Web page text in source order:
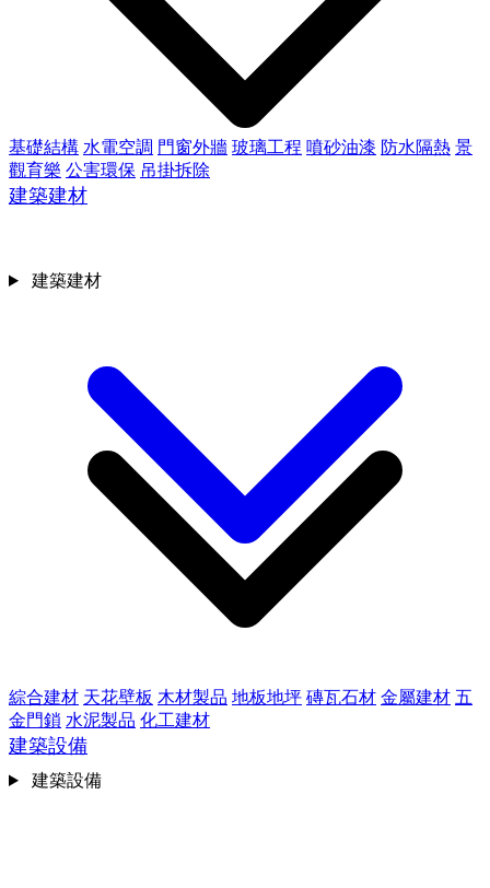
基礎結構 水電空調 門窗外牆 玻璃工程 噴砂油漆 防水隔熱 景
觀育樂 公害環保 吊掛拆除
建築建材
綜合建材 天花壁板 木材製品 地板地坪 磚瓦石材 金屬建材 五
金門鎖 水泥製品 化工建材
建築設備
建築建材
建築設備